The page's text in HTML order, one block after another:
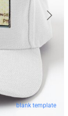
blank template